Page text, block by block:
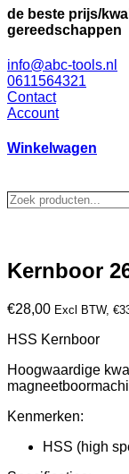
de beste prijs/
gereedschappen
info@abc-tools.nl
0611564321
Contact
Account
Winkelwagen
Zoek
Kernboor
€28,00 Excl BTW, €
HSS Kernboor
Hoogwaardige
Kenmerken:
HSS (high